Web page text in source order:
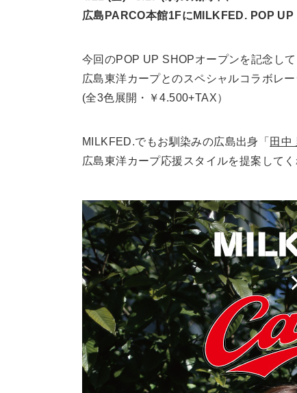
広島PARCO本館1FにMILKFED. POP UP
今回のPOP UP SHOPオープンを記念して
広島東洋カープとのスペシャルコラボレ
(全3色展開・￥4.500+TAX）
MILKFED.でもお馴染みの広島出身「 田中
広島東洋カープ応援スタイルを提案して